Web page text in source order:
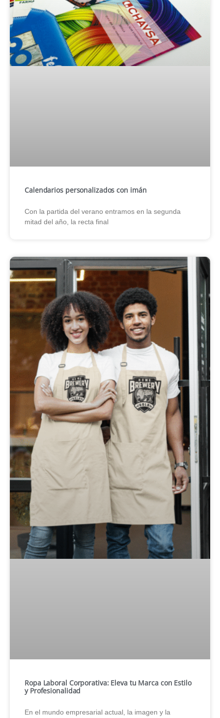
Calendarios personalizados con imán
Con la partida del verano entramos en la segunda
mitad del año, la recta final
Ropa Laboral Corporativa: Eleva tu Marca con Estilo
y Profesionalidad
En el mundo empresarial actual, la imagen y la